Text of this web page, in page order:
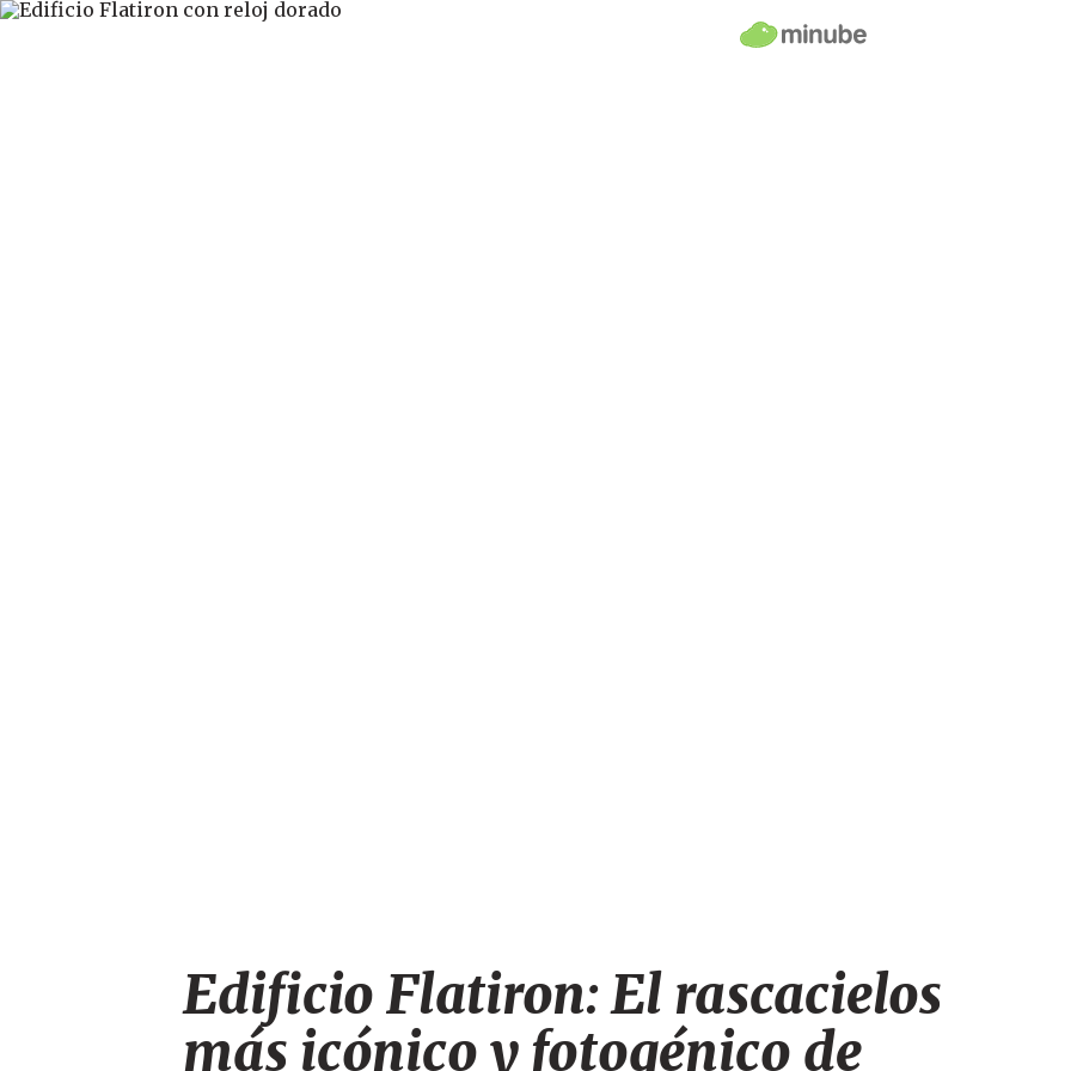
Edificio Flatiron: El rascacielos
más icónico y fotogénico de